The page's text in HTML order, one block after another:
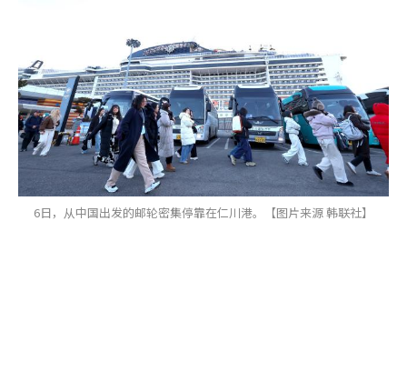
6日，从中国出发的邮轮密集停靠在仁川港。【图片来源 韩联社】